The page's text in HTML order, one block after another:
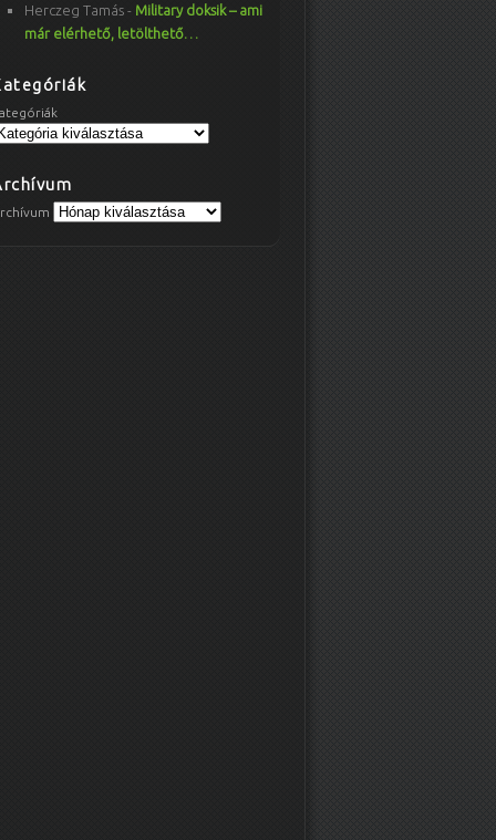
Herczeg Tamás - Military doksik – ami
már elérhető, letölthető…